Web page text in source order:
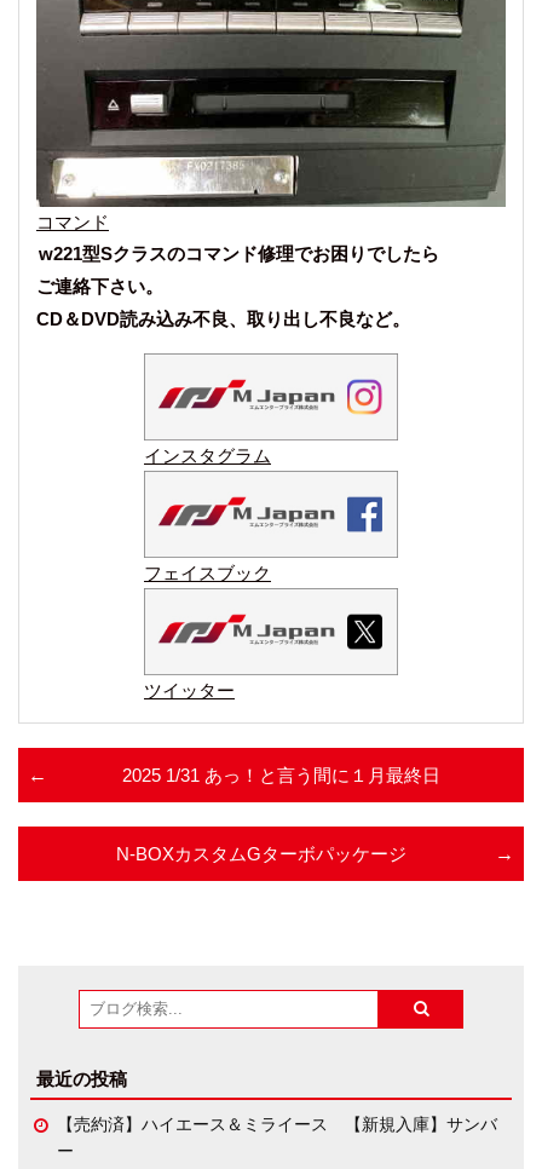
コマンド
w221型Sクラスのコマンド修理でお困りでしたら
ご連絡下さい。
CD＆DVD読み込み不良、取り出し不良など。
インスタグラム
フェイスブック
ツイッター
2025 1/31 あっ！と言う間に１月最終日
N-BOXカスタムGターボパッケージ
最近の投稿
【売約済】ハイエース＆ミライース 【新規入庫】サンバ
ー